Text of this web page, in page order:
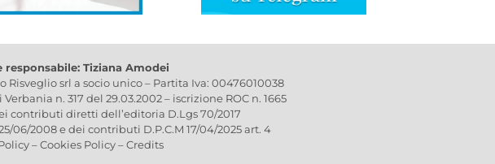
Tiziana Amodei
Risveglio srl a socio unico – Partita Iva: 00476010038
n. 317 del 29.03.2002 – iscrizione ROC n. 1665
contributi diretti dell’editoria D.Lgs 70/2017
06/2008 e dei contributi D.P.C.M 17/04/2025 art. 4
–Cookies Policy–Credits